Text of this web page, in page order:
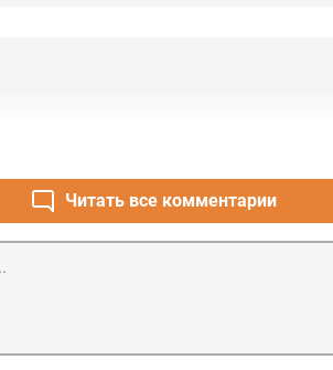
Читать все комментарии